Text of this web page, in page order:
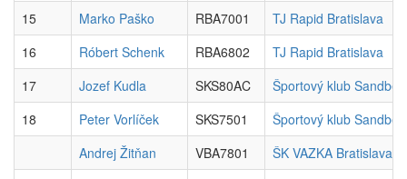
15
Marko Paško RBA7001
TJ Rapid Bratislava
16
Róbert Schenk RBA6802
TJ Rapid Bratislava
17
Jozef Kudla SKS80AC
Športový klub
18
Peter Vorlíček SKS7501
Športový klub
Andrej Žitňan
VBA7801
ŠK VAZKA Bratislava